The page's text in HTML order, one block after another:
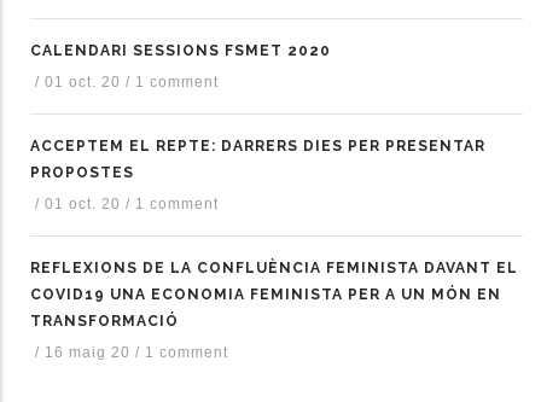
CALENDARI SESSIONS FSMET 2020
/ 01 oct. 20 / 1 comment
ACCEPTEM EL REPTE: DARRERS DIES PER PRESENTAR
PROPOSTES
/ 01 oct. 20 / 1 comment
REFLEXIONS DE LA CONFLUÈNCIA FEMINISTA DAVANT EL
COVID19 UNA ECONOMIA FEMINISTA PER A UN MÓN EN
TRANSFORMACIÓ
/ 16 maig 20 / 1 comment